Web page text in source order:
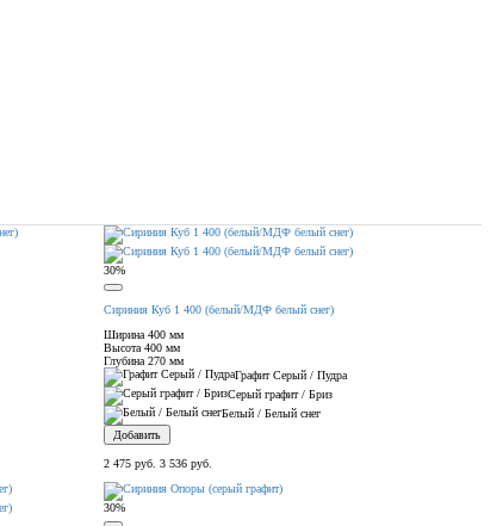
30%
Сириния Куб 1 400 (белый/МДФ белый снег)
Ширина 400 мм
Высота 400 мм
Глубина 270 мм
Графит Серый / Пудра
Серый графит / Бриз
Белый / Белый снег
Добавить
2 475 руб. 3 536 руб.
30%